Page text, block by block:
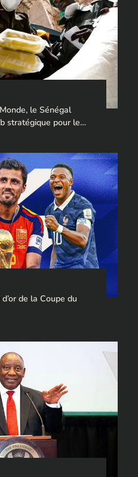
le Sénégal
stratégique pour le
de la Coupe du